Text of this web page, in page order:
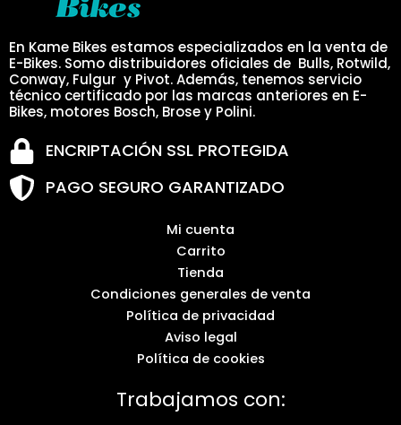
En Kame Bikes estamos especializados en la venta de
E-Bikes. Somo distribuidores oficiales de Bulls, Rotwild,
Conway, Fulgur y Pivot. Además, tenemos servicio
técnico certificado por las marcas anteriores en E-
Bikes, motores Bosch, Brose y Polini.
ENCRIPTACIÓN SSL PROTEGIDA
PAGO SEGURO GARANTIZADO
Mi cuenta
Carrito
Tienda
Condiciones generales de venta
Política de privacidad
Aviso legal
Política de cookies
Trabajamos con: